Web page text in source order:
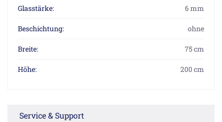
Glasstärke: 6 mm
Beschichtung: ohne
Breite: 75 cm
Höhe: 200 cm
Service & Support